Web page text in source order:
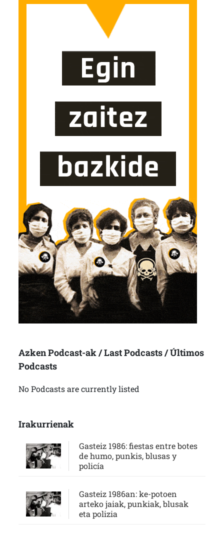
Azken Podcast-ak / Last Podcasts / Últimos
Podcasts
No Podcasts are currently listed
Irakurrienak
Gasteiz 1986: fiestas entre botes
de humo, punkis, blusas y
policía
Gasteiz 1986an: ke-potoen
arteko jaiak, punkiak, blusak
eta polizia